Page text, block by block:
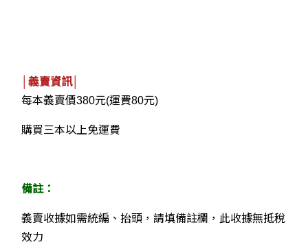
│義賣資訊│
每本義賣價380元(運費80元)
購買三本以上免運費
備註：
義賣收據如需統編、抬頭，請填備註欄，此收據無抵稅
效力